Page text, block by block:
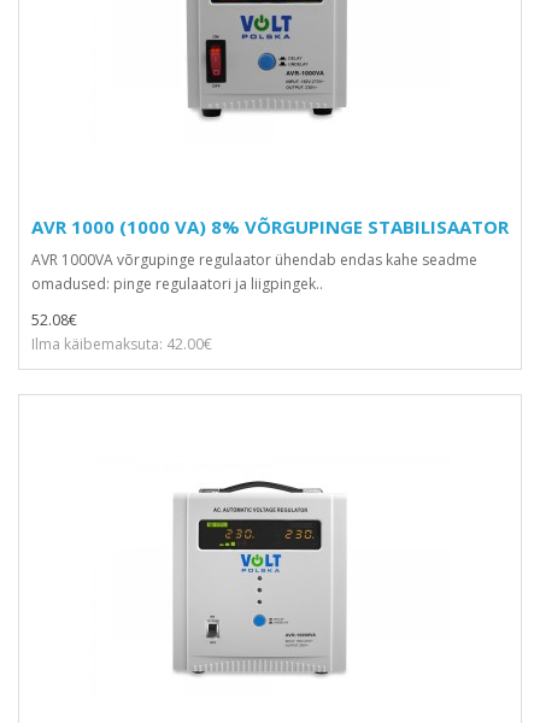
AVR 1000 (1000 VA) 8% VÕRGUPINGE STABILISAATOR
AVR 1000VA võrgupinge regulaator ühendab endas kahe seadme
omadused: pinge regulaatori ja liigpingek..
52.08€
Ilma käibemaksuta: 42.00€